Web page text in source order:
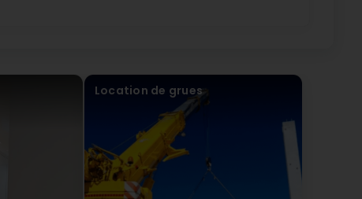
planning the continuation of works with
Location de grues